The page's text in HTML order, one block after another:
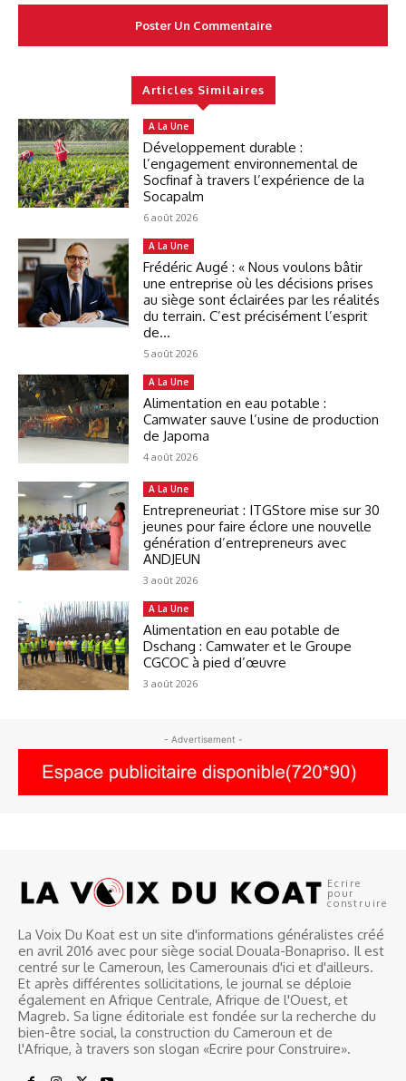
Articles Similaires
A La Une
Développement durable :
l’engagement environnemental de
Socfinaf à travers l’expérience de la
Socapalm
6 août 2026
A La Une
Frédéric Augé : « Nous voulons bâtir
une entreprise où les décisions prises
au siège sont éclairées par les réalités
du terrain. C’est précisément l’esprit
de...
5 août 2026
A La Une
Alimentation en eau potable :
Camwater sauve l’usine de production
de Japoma
4 août 2026
A La Une
Entrepreneuriat : ITGStore mise sur 30
jeunes pour faire éclore une nouvelle
génération d’entrepreneurs avec
ANDJEUN
3 août 2026
A La Une
Alimentation en eau potable de
Dschang : Camwater et le Groupe
CGCOC à pied d’œuvre
3 août 2026
- Advertisement -
Ecrire
pour
construire
La Voix Du Koat est un site d'informations généralistes créé
en avril 2016 avec pour siège social Douala-Bonapriso. Il est
centré sur le Cameroun, les Camerounais d'ici et d'ailleurs.
Et après différentes sollicitations, le journal se déploie
également en Afrique Centrale, Afrique de l'Ouest, et
Magreb. Sa ligne éditoriale est fondée sur la recherche du
bien-être social, la construction du Cameroun et de
l'Afrique, à travers son slogan «Ecrire pour Construire».